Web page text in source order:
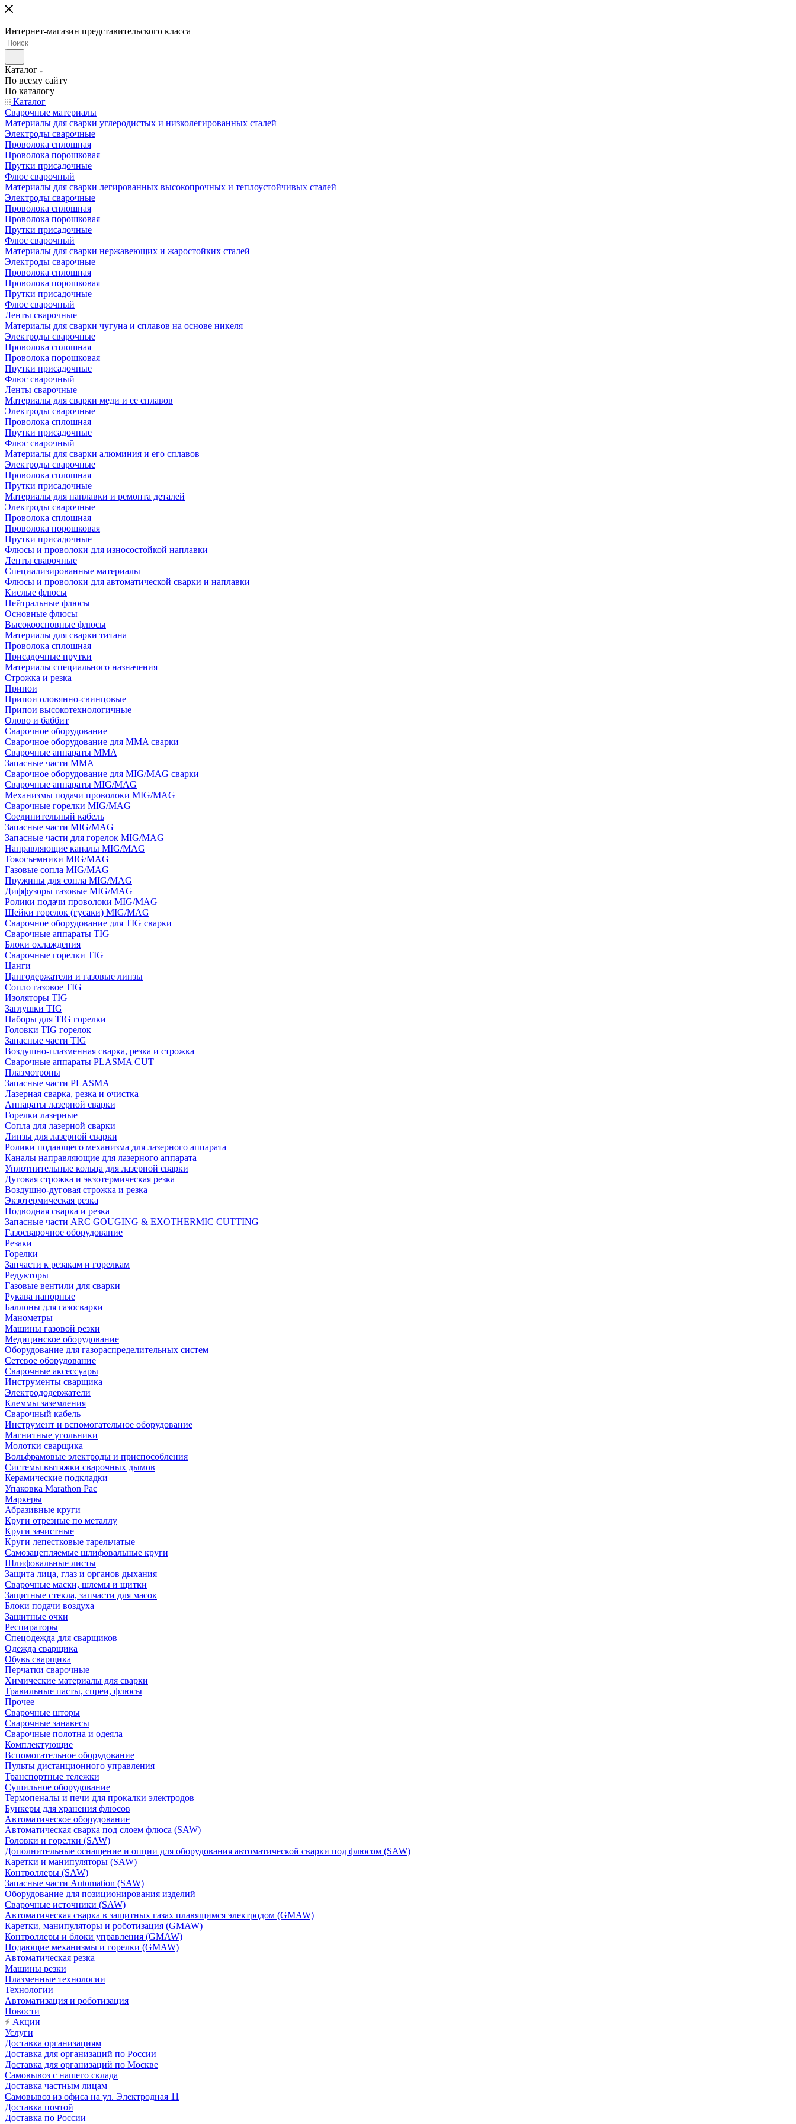
Интернет-магазин представительского класса
Каталог
По всему сайту
По каталогу
Каталог
Сварочные материалы
Материалы для сварки углеродистых и низколегированных сталей
Электроды сварочные
Проволока сплошная
Проволока порошковая
Прутки присадочные
Флюс сварочный
Материалы для сварки легированных высокопрочных и теплоустойчивых сталей
Электроды сварочные
Проволока сплошная
Проволока порошковая
Прутки присадочные
Флюс сварочный
Материалы для сварки нержавеющих и жаростойких сталей
Электроды сварочные
Проволока сплошная
Проволока порошковая
Прутки присадочные
Флюс сварочный
Ленты сварочные
Материалы для сварки чугуна и сплавов на основе никеля
Электроды сварочные
Проволока сплошная
Проволока порошковая
Прутки присадочные
Флюс сварочный
Ленты сварочные
Материалы для сварки меди и ее сплавов
Электроды сварочные
Проволока сплошная
Прутки присадочные
Флюс сварочный
Материалы для сварки алюминия и его сплавов
Электроды сварочные
Проволока сплошная
Прутки присадочные
Материалы для наплавки и ремонта деталей
Электроды сварочные
Проволока сплошная
Проволока порошковая
Прутки присадочные
Флюсы и проволоки для износостойкой наплавки
Ленты сварочные
Специализированные материалы
Флюсы и проволоки для автоматической сварки и наплавки
Кислые флюсы
Нейтральные флюсы
Основные флюсы
Высокоосновные флюсы
Материалы для сварки титана
Проволока сплошная
Присадочные прутки
Материалы специального назначения
Строжка и резка
Припои
Припои оловянно-свинцовые
Припои высокотехнологичные
Олово и баббит
Сварочное оборудование
Сварочное оборудование для MMA сварки
Сварочные аппараты MMA
Запасные части MMA
Сварочное оборудование для MIG/MAG сварки
Сварочные аппараты MIG/MAG
Механизмы подачи проволоки MIG/MAG
Сварочные горелки MIG/MAG
Соединительный кабель
Запасные части MIG/MAG
Запасные части для горелок MIG/MAG
Направляющие каналы MIG/MAG
Токосъемники MIG/MAG
Газовые сопла MIG/MAG
Пружины для сопла MIG/MAG
Диффузоры газовые MIG/MAG
Ролики подачи проволоки MIG/MAG
Шейки горелок (гусаки) MIG/MAG
Сварочное оборудование для TIG сварки
Сварочные аппараты TIG
Блоки охлаждения
Сварочные горелки TIG
Цанги
Цангодержатели и газовые линзы
Сопло газовое TIG
Изоляторы TIG
Заглушки TIG
Наборы для TIG горелки
Головки TIG горелок
Запасные части TIG
Воздушно-плазменная сварка, резка и строжка
Сварочные аппараты PLASMA CUT
Плазмотроны
Запасные части PLASMA
Лазерная сварка, резка и очистка
Аппараты лазерной сварки
Горелки лазерные
Сопла для лазерной сварки
Линзы для лазерной сварки
Ролики подающего механизма для лазерного аппарата
Каналы направляющие для лазерного аппарата
Уплотнительные кольца для лазерной сварки
Дуговая строжка и экзотермическая резка
Воздушно-дуговая строжка и резка
Экзотермическая резка
Подводная сварка и резка
Запасные части ARC GOUGING & EXOTHERMIC CUTTING
Газосварочное оборудование
Резаки
Горелки
Запчасти к резакам и горелкам
Редукторы
Газовые вентили для сварки
Рукава напорные
Баллоны для газосварки
Манометры
Машины газовой резки
Медицинское оборудование
Оборудование для газораспределительных систем
Сетевое оборудование
Сварочные аксессуары
Инструменты сварщика
Электрододержатели
Клеммы заземления
Сварочный кабель
Инструмент и вспомогательное оборудование
Магнитные угольники
Молотки сварщика
Вольфрамовые электроды и приспособления
Системы вытяжки сварочных дымов
Керамические подкладки
Упаковка Marathon Pac
Маркеры
Абразивные круги
Круги отрезные по металлу
Круги зачистные
Круги лепестковые тарельчатые
Самозацепляемые шлифовальные круги
Шлифовальные листы
Защита лица, глаз и органов дыхания
Сварочные маски, шлемы и щитки
Защитные стекла, запчасти для масок
Блоки подачи воздуха
Защитные очки
Респираторы
Спецодежда для сварщиков
Одежда сварщика
Обувь сварщика
Перчатки сварочные
Химические материалы для сварки
Травильные пасты, спреи, флюсы
Прочее
Сварочные шторы
Сварочные занавесы
Сварочные полотна и одеяла
Комплектующие
Вспомогательное оборудование
Пульты дистанционного управления
Транспортные тележки
Сушильное оборудование
Термопеналы и печи для прокалки электродов
Бункеры для хранения флюсов
Автоматическое оборудование
Автоматическая сварка под слоем флюса (SAW)
Головки и горелки (SAW)
Дополнительные оснащение и опции для оборудования автоматической сварки под флюсом (SAW)
Каретки и манипуляторы (SAW)
Контроллеры (SAW)
Запасные части Automation (SAW)
Оборудование для позиционирования изделий
Сварочные источники (SAW)
Автоматическая сварка в защитных газах плавящимся электродом (GMAW)
Каретки, манипуляторы и роботизация (GMAW)
Контроллеры и блоки управления (GMAW)
Подающие механизмы и горелки (GMAW)
Автоматическая резка
Машины резки
Плазменные технологии
Технологии
Автоматизация и роботизация
Новости
Акции
Услуги
Доставка организациям
Доставка для организаций по России
Доставка для организаций по Москве
Самовывоз с нашего склада
Доставка частным лицам
Самовывоз из офиса на ул. Электродная 11
Доставка почтой
Доставка по России